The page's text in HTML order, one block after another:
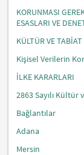
KORUNMASI
ESASLARI VE
KÜLTÜR VE
Kişisel Verilerin
İLKE KARARLARI
2863 Sayılı Kültür
Bağlantılar
Adana
Mersin